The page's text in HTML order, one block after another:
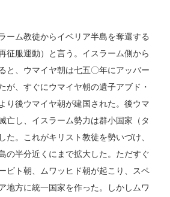
ーム教徒からイベリア半島を奪還する
征服運動）と言う。イスラーム側から
と、ウマイヤ朝は七五〇年にアッバー
が、すぐにウマイヤ朝の遺子アブド・
り後ウマイヤ朝が建国された。後ウマ
亡し、イスラーム勢力は群小国家（タ
た。これがキリスト教徒を勢いづけ、
の半分近くにまで拡大した。ただすぐ
ビト朝、ムワッヒド朝が起こり、スペ
地方に統一国家を作った。しかしムワ